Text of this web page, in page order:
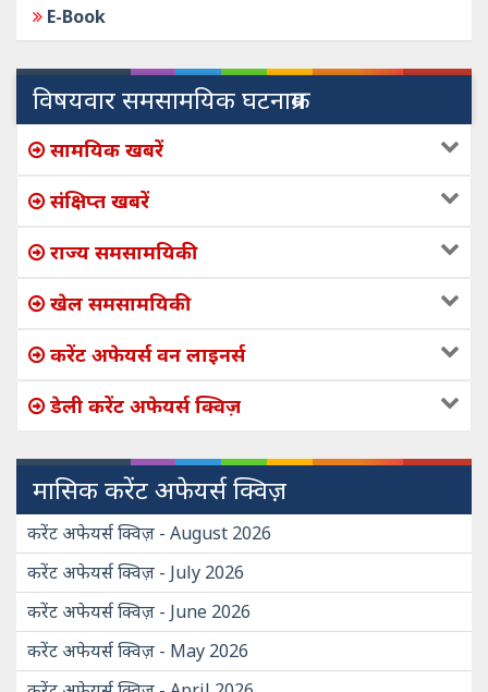
E-Book
विषयवार समसामयिक घटनाक्रम
सामयिक खबरें
संक्षिप्त खबरें
राज्य समसामयिकी
खेल समसामयिकी
करेंट अफेयर्स वन लाइनर्स
डेली करेंट अफेयर्स क्विज़
मासिक करेंट अफेयर्स क्विज़
करेंट अफेयर्स क्विज़ - August 2026
करेंट अफेयर्स क्विज़ - July 2026
करेंट अफेयर्स क्विज़ - June 2026
करेंट अफेयर्स क्विज़ - May 2026